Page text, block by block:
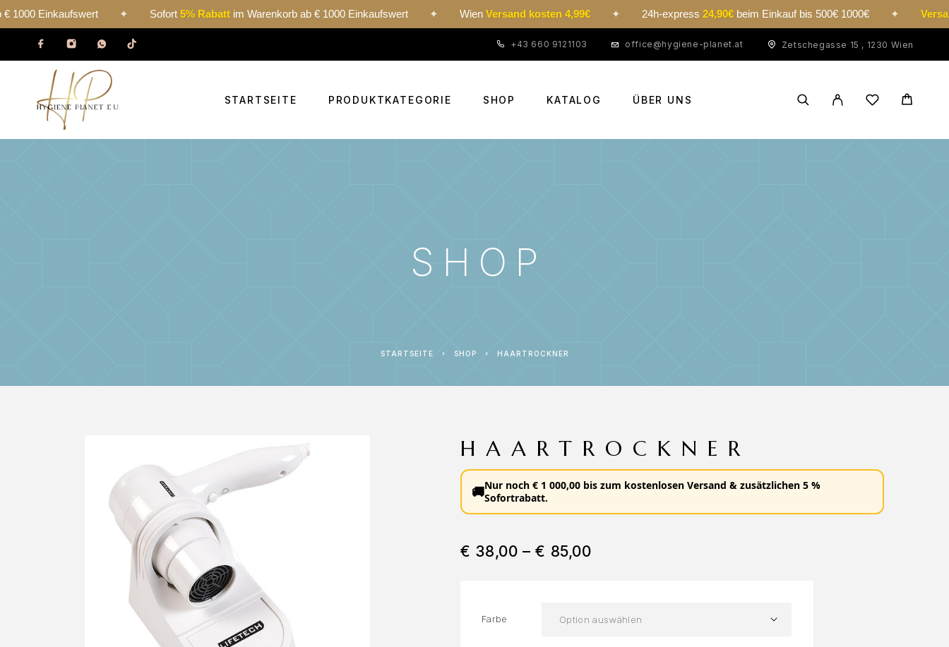
✦ Sofort 5% Rabattim Warenkorb ab € 1000 Einkaufswert ✦ Wien Versand kosten 4,99€ ✦ 24h-express24,90€beim Einkauf bis 500€ 1000€ ✦ Versand kosten
+43 660 9121103 office@hygiene-planet.at Zetschegasse 15 , 1230 Wien
STARTSEITE PRODUKTKATEGORIE SHOP KATALOG ÜBER UNS
SHOP
STARTSEITE SHOP HAARTROCKNER
HAARTROCKNER
🚚Nur noch € 1 000,00 bis zum kostenlosen Versand & zusätzlichen 5 %
Sofortrabatt.
€ 38,00 –€ 85,00
Farbe